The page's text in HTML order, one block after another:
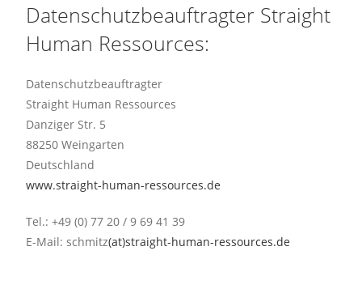
Datenschutzbeauftragter Straight
Human Ressources:
Datenschutzbeauftragter
Straight Human Ressources
Danziger Str. 5
88250 Weingarten
Deutschland
www.straight-human-ressources.de
Tel.: +49 (0) 77 20 / 9 69 41 39
E-Mail: schmitz(at)straight-human-ressources.de